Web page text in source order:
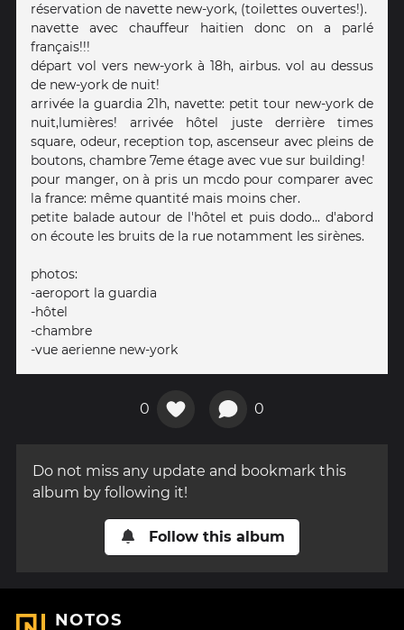
réservation de navette new-york, (toilettes ouvertes!).
navette avec chauffeur haitien donc on a parlé
français!!!
départ vol vers new-york à 18h, airbus. vol au dessus
de new-york de nuit!
arrivée la guardia 21h, navette: petit tour new-york de
nuit,lumières! arrivée hôtel juste derrière times
square, odeur, reception top, ascenseur avec pleins de
boutons, chambre 7eme étage avec vue sur building!
pour manger, on à pris un mcdo pour comparer avec
la france: même quantité mais moins cher.
petite balade autour de l'hôtel et puis dodo... d'abord
on écoute les bruits de la rue notamment les sirènes.
photos:
-aeroport la guardia
-hôtel
-chambre
-vue aerienne new-york
0 0
Do not miss any update and bookmark this
album by following it!
Follow this album
NOTOS